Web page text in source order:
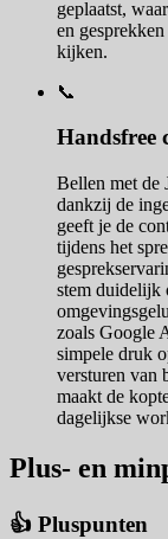
geplaatst,
en
kijken.
📞
Handsfree
Bellen met de
dankzij de
geeft je de
tijdens het
stem duidelijk
zoals Google
simpele druk
versturen van
maakt de
dagelijkse
Plus- en
👍 Pluspunten